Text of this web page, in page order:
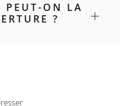
PEUT-ON LA
?